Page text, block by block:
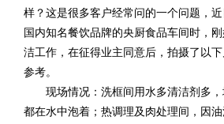
样？这是很多客户经常问的一个问题，
国内知名餐饮品牌的央厨食品车间时，
洁工作，在征得业主同意后，拍摄了以
参考。
现场情况：洗框间用水多清洁剂多，
都在水中泡着；热调理及肉处理间，因